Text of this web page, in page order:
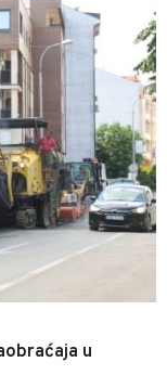
u